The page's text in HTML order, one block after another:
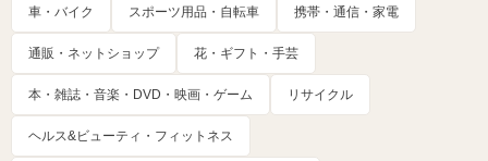
車・バイク スポーツ用品・自転車 携帯・通信・家電
通販・ネットショップ 花・ギフト・手芸
本・雑誌・音楽・DVD・映画・ゲーム リサイクル
ヘルス&ビューティ・フィットネス